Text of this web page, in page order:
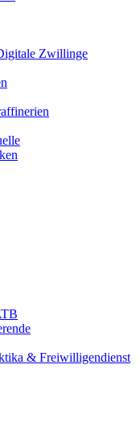
Zwillinge
& Freiwilligendienst